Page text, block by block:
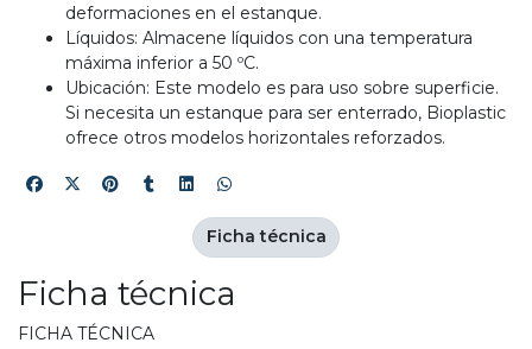
deformaciones en el estanque.
Líquidos: Almacene líquidos con una temperatura
máxima inferior a 50 ºC.
Ubicación: Este modelo es para uso sobre superficie.
Si necesita un estanque para ser enterrado, Bioplastic
ofrece otros modelos horizontales reforzados.
Ficha técnica
FICHA TÉCNICA
Ficha técnica